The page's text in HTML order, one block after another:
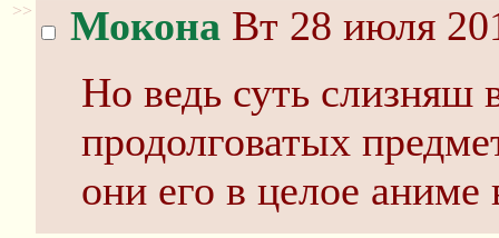
>> Мокона Вт 28 июля
Но ведь суть слизняш
продолговатых
они его в целое аниме